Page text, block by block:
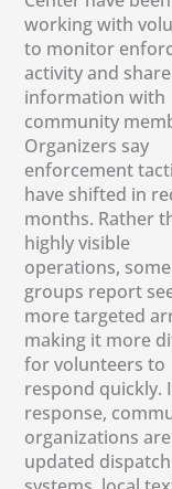
working with
to monitor
activity and share
information with
community
Organizers say
enforcement
have shifted in
months. Rather
highly visible
operations, some
groups report
more targeted
making it more
for volunteers to
respond quickly.
response,
organizations
updated dispatch